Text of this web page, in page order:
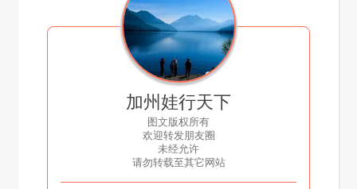
加州娃行天下
图文版权所有
欢迎转发朋友圈
未经允许
请勿转载至其它网站